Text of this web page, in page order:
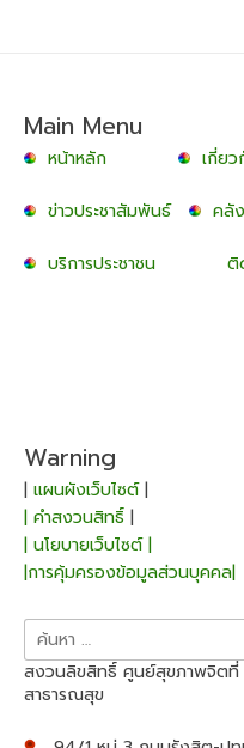
Main Menu
หน้าหลัก เกี่ย
ข่าวประชาสัมพันธ์ คลั
บริการประชาชน ติ
Warning
| แผนผังเว็บไซต์|
| คำสงวนสิทธิ์ |
| นโยบายเว็บไซต์ |
|การคุ้มครองข้อมูลส่วนบุคคล|
ค้นหา
สำหรับ:
สงวนลิขสิทธิ์ ศูนย์สุขภาพจิตที่
สาธารณสุข